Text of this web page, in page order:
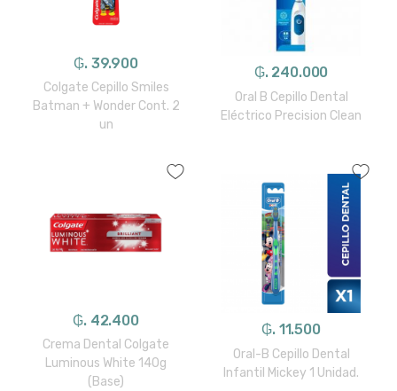
₲. 39.900
Colgate Cepillo Smiles
Batman + Wonder Cont. 2
un
₲. 240.000
Oral B Cepillo Dental
Eléctrico Precision Clean
₲. 42.400
Crema Dental Colgate
Luminous White 140g
(Base)
₲. 11.500
Oral-B Cepillo Dental
Infantil Mickey 1 Unidad.